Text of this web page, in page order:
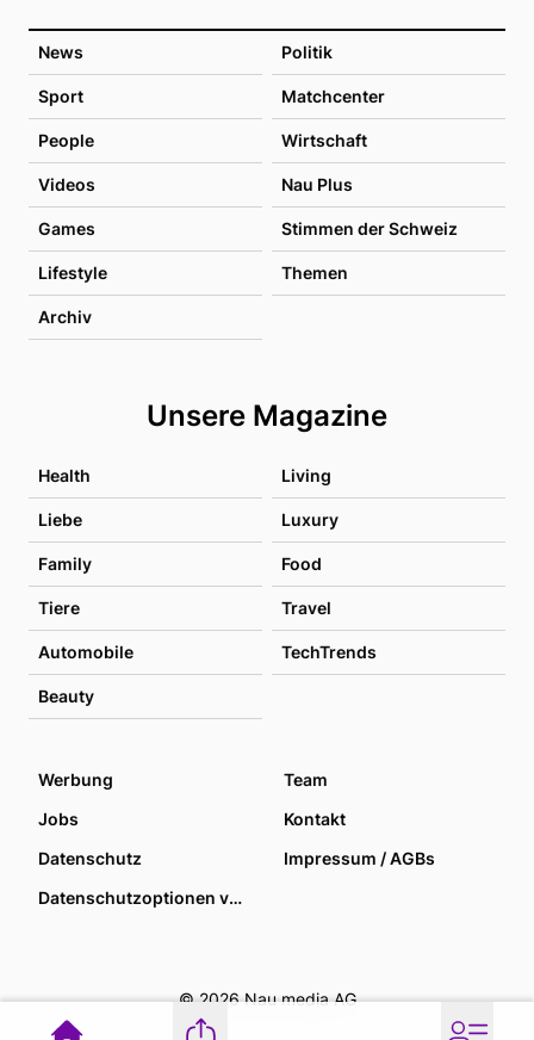
News Politik
Sport Matchcenter
People Wirtschaft
Videos Nau Plus
Games Stimmen der Schweiz
Lifestyle Themen
Archiv
Unsere Magazine
Health Living
Liebe Luxury
Family Food
Tiere Travel
Automobile TechTrends
Beauty
Werbung
Team
Jobs
Kontakt
Datenschutz
Impressum / AGBs
Datenschutzoptionen verwalten
© 2026 Nau media AG